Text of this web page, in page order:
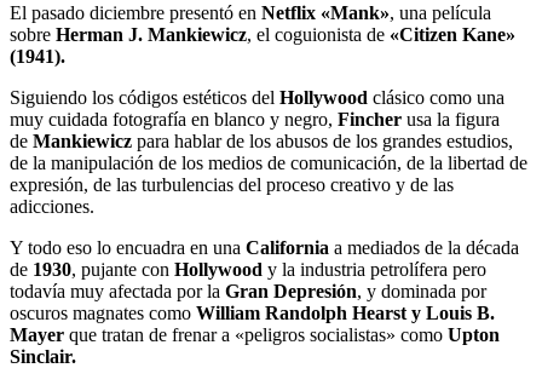
El pasado diciembre presentó en Netflix «Mank», una película
sobre Herman J. Mankiewicz, el coguionista de «Citizen Kane»
(1941).
Siguiendo los códigos estéticos del Hollywood clásico como una
muy cuidada fotografía en blanco y negro, Fincher usa la figura
de Mankiewicz para hablar de los abusos de los grandes estudios,
de la manipulación de los medios de comunicación, de la libertad de
expresión, de las turbulencias del proceso creativo y de las
adicciones.
Y todo eso lo encuadra en una California a mediados de la década
de 1930, pujante con Hollywood y la industria petrolífera pero
todavía muy afectada por la Gran Depresión, y dominada por
oscuros magnates como William Randolph Hearst y Louis B.
Mayer que tratan de frenar a «peligros socialistas» como Upton
Sinclair.